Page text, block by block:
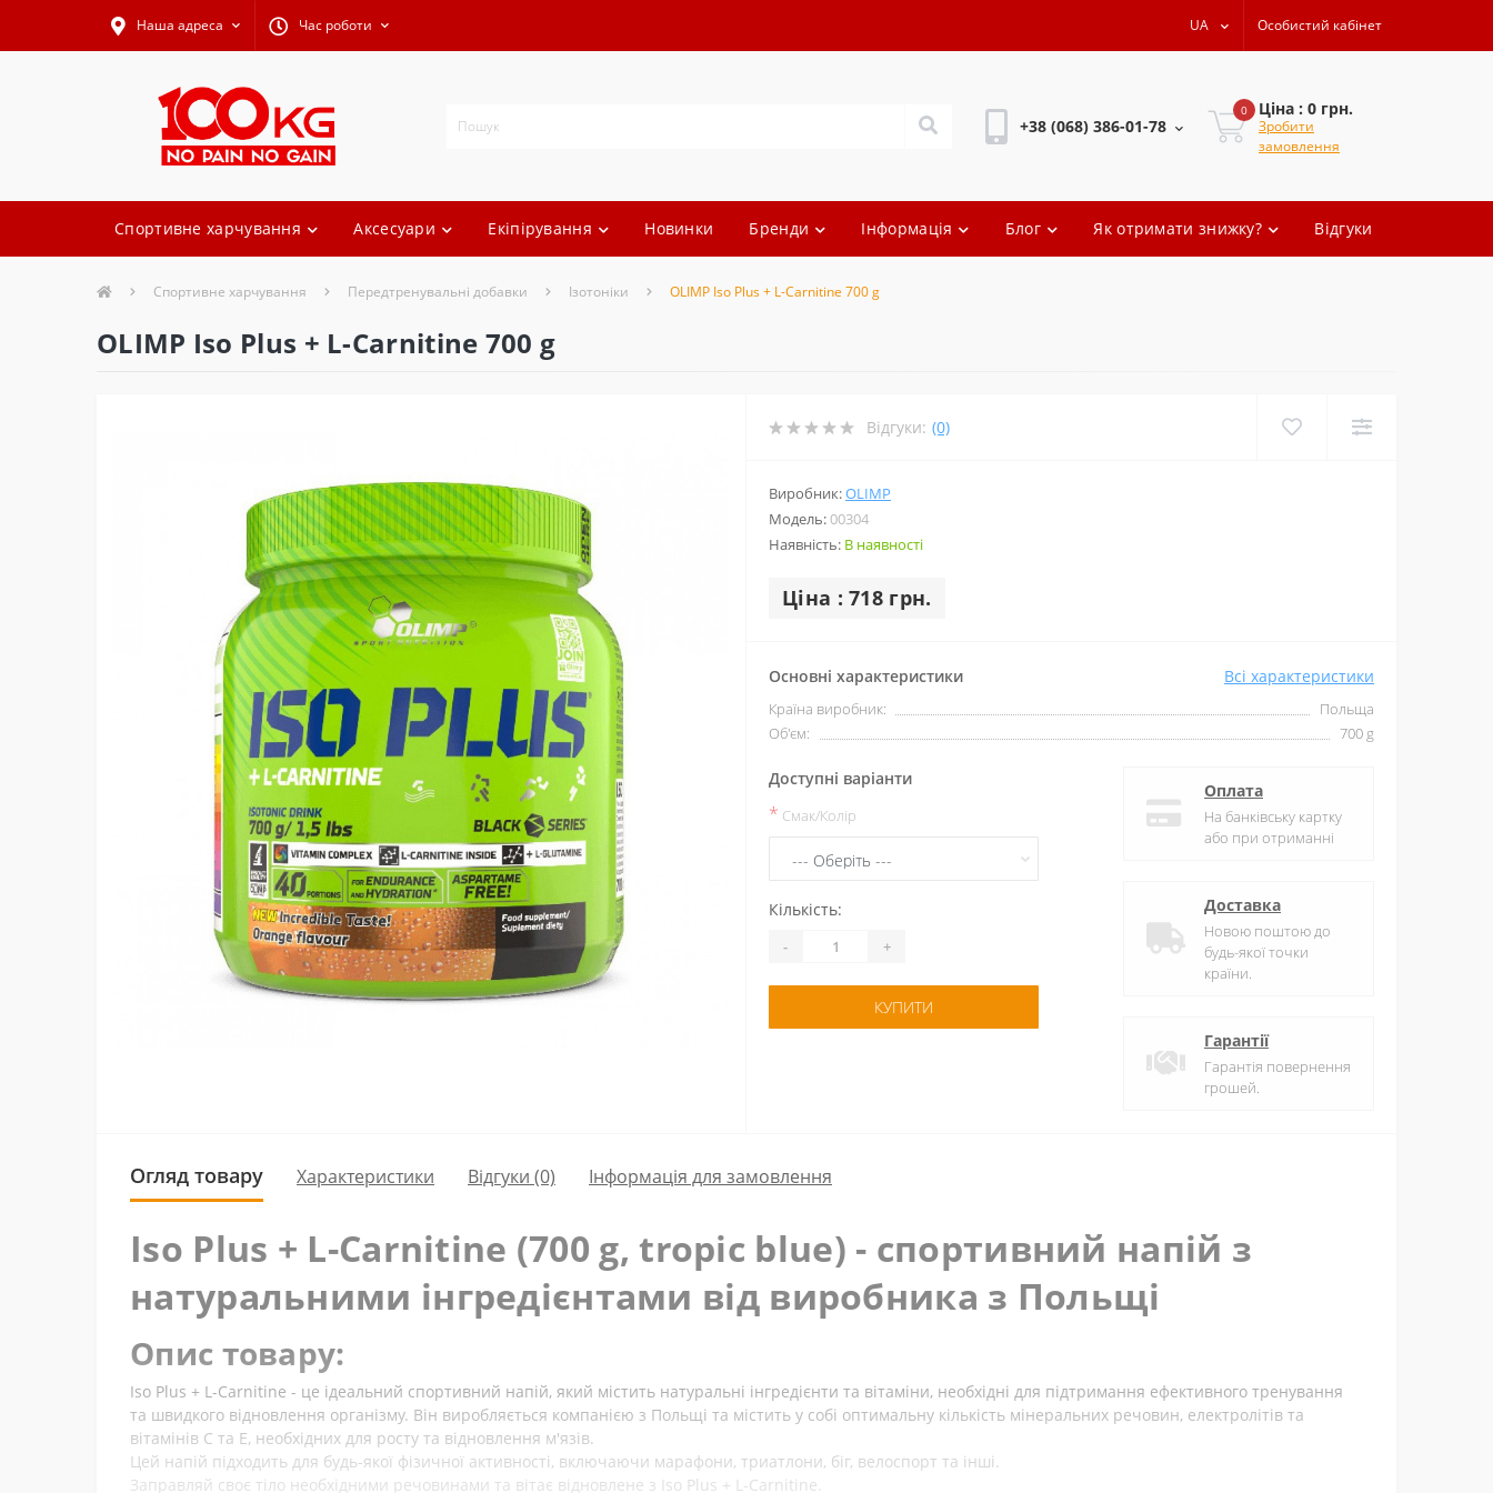
Наша адреса Час роботи UA Особистий кабінет
+38 (068) 386-01-78
0 Ціна : 0 грн.
Зробити
замовлення
Спортивне харчування Аксесуари Екіпірування Новинки Бренди Інформація Блог Як отримати знижку? Відгуки
Спортивне харчування Передтренувальні добавки Ізотоніки OLIMP Iso Plus + L-Carnitine 700 g
OLIMP Iso Plus + L-Carnitine 700 g
Відгуки: (0)
Виробник:OLIMP
Модель:00304
Наявність: В наявності
Ціна : 718 грн.
Основні характеристики Всі характеристики
Країна виробник:
Польща
Об'єм:
700 g
Доступні варіанти
* Смак/Колір
Кількість:
- +
КУПИТИ
Оплата
На банківську картку
або при отриманні
Доставка
Новою поштою до
будь-якої точки
країни.
Гарантії
Гарантія повернення
грошей.
Огляд товару Характеристики Відгуки (0) Інформація для замовлення
Iso Plus + L-Carnitine (700 g, tropic blue) - спортивний напій з
натуральними інгредієнтами від виробника з Польщі
Опис товару:
Iso Plus + L-Carnitine - це ідеальний спортивний напій, який містить натуральні інгредієнти та вітаміни, необхідні для підтримання ефективного тренування
та швидкого відновлення організму. Він виробляється компанією з Польщі та містить у собі оптимальну кількість мінеральних речовин, електролітів та
вітамінів C та E, необхідних для росту та відновлення м'язів.
Цей напій підходить для будь-якої фізичної активності, включаючи марафони, триатлони, біг, велоспорт та інші.
Заправляй своє тіло необхідними речовинами та вітає відновлене з Iso Plus + L-Carnitine.